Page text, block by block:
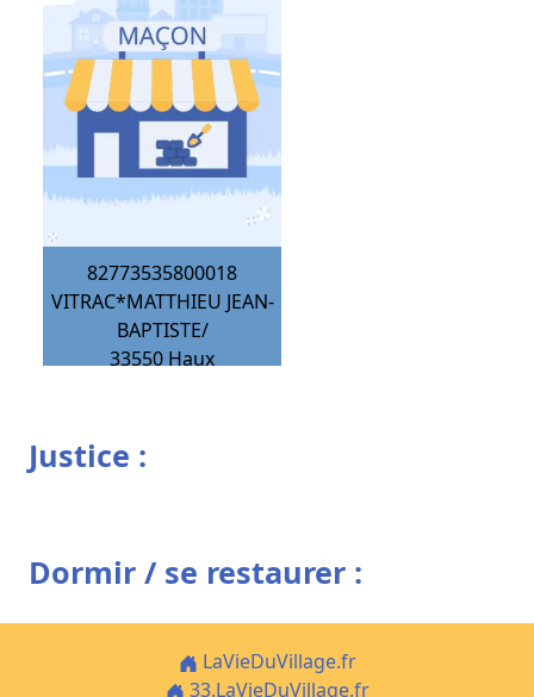
82773535800018
VITRAC*MATTHIEU JEAN-
BAPTISTE/
33550 Haux
Justice :
Dormir / se restaurer :
LaVieDuVillage.fr
33.LaVieDuVillage.fr